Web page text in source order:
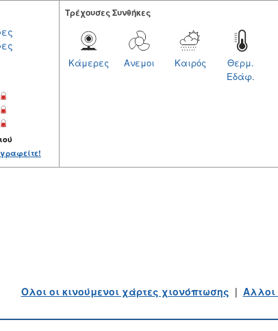
Tρέχουσες Συνθήκες
Θερμ.
Εδάφ.
Καιρός
Ανεμοι
Κάμερες
Ολοι οι κινούμενοι χάρτες χιονόπτωσης | Αλλοι